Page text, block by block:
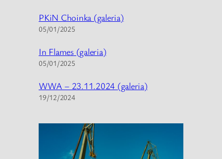
PKiN Choinka (galeria)
05/01/2025
In Flames (galeria)
05/01/2025
WWA – 23.11.2024 (galeria)
19/12/2024